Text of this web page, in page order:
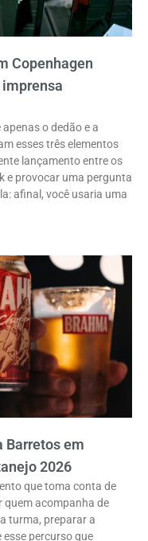
Copenhagen
o dedão e a
esses três elementos
lançamento entre os
e provocar uma pergunta
afinal, você usaria uma
Barretos em
2026
que toma conta de
quem acompanha de
turma, preparar a
percurso que